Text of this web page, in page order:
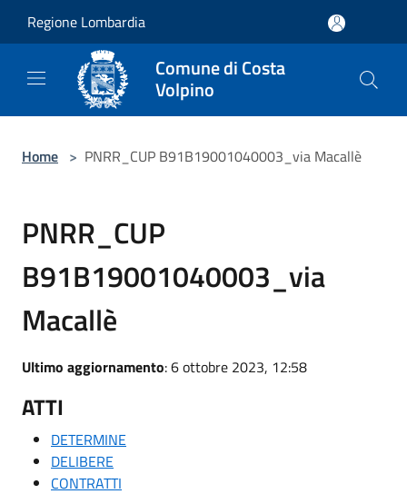
Regione Lombardia
Comune di Costa
Volpino
Home > PNRR_CUP B91B19001040003_via Macallè
PNRR_CUP
B91B19001040003_via
Macallè
Ultimo aggiornamento: 6 ottobre 2023, 12:58
ATTI
DETERMINE
DELIBERE
CONTRATTI